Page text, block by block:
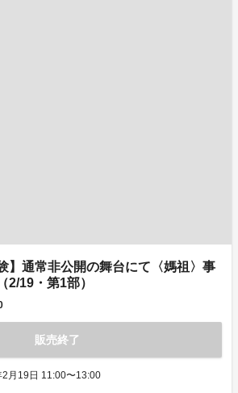
】通常非公開の舞台にて〈媽祖〉事
2/19・第1部）
販売終了
月19日 11:00〜13:00